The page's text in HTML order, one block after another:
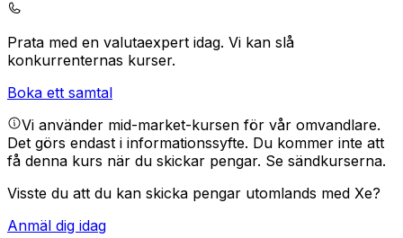
Prata med en valutaexpert idag. Vi kan slå
konkurrenternas kurser.
Boka ett samtal
Vi använder mid-market-kursen för vår omvandlare.
Det görs endast i informationssyfte. Du kommer inte att
få denna kurs när du skickar pengar. Se sändkurserna.
Visste du att du kan skicka pengar utomlands med Xe?
Anmäl dig idag